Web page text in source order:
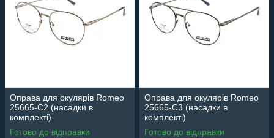
Оправа для окулярів Romeo
25665-C2 (насадки в
комплекті)
Готово до відправки
Оправа для окулярів Romeo
25665-C3 (насадки в
комплекті)
Готово до відправки